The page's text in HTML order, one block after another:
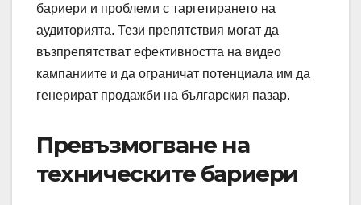
бариери и проблеми с таргетирането на
аудиторията. Тези препятствия могат да
възпрепятстват ефективността на видео
кампаниите и да ограничат потенциала им да
генерират продажби на българския пазар.
Превъзмогване на
техническите бариери